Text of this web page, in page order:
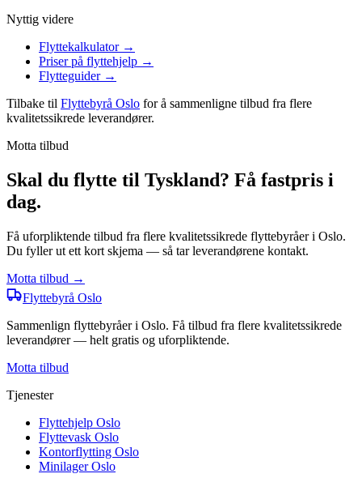
Nyttig videre
Flyttekalkulator→
Priser på flyttehjelp →
Flytteguider→
Tilbake til Flyttebyrå Oslo for å sammenligne tilbud fra flere
kvalitetssikrede leverandører.
Motta tilbud
Skal du flytte til Tyskland? Få fastpris i
dag.
Få uforpliktende tilbud fra flere kvalitetssikrede flyttebyråer i Oslo.
Du fyller ut ett kort skjema — så tar leverandørene kontakt.
Motta tilbud →
Flyttebyrå Oslo
Sammenlign flyttebyråer i Oslo. Få tilbud fra flere kvalitetssikrede
leverandører — helt gratis og uforpliktende.
Motta tilbud
Tjenester
Flyttehjelp Oslo
Flyttevask Oslo
Kontorflytting Oslo
Minilager Oslo